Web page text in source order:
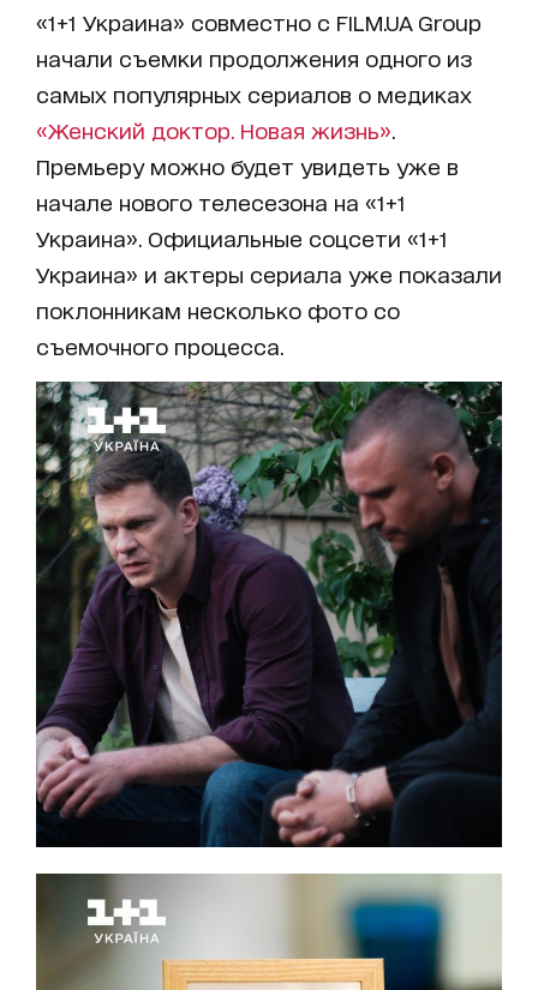
«1+1 Украина» совместно с FILM.UA Group
начали съемки продолжения одного из
самых популярных сериалов о медиках
«Женский доктор. Новая жизнь»
Премьеру можно будет увидеть уже в
начале нового телесезона на «1+1
Украина». Официальные соцсети «1+1
Украина» и актеры сериала уже показали
поклонникам несколько фото со
съемочного процесса.